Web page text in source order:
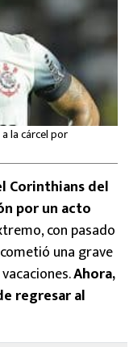
la cárcel por
Corinthians del
por un acto
con pasado
una grave
Ahora,
regresar al